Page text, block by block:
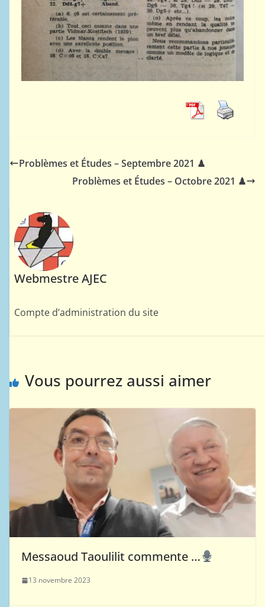
Problèmes et Études – Septembre 2021 ♟
Problèmes et Études – Octobre 2021 ♟
Webmestre AJEC
Compte d’administration du site
Vous pourrez aussi aimer
Messaoud Taoulilit commente …
13 novembre 2023